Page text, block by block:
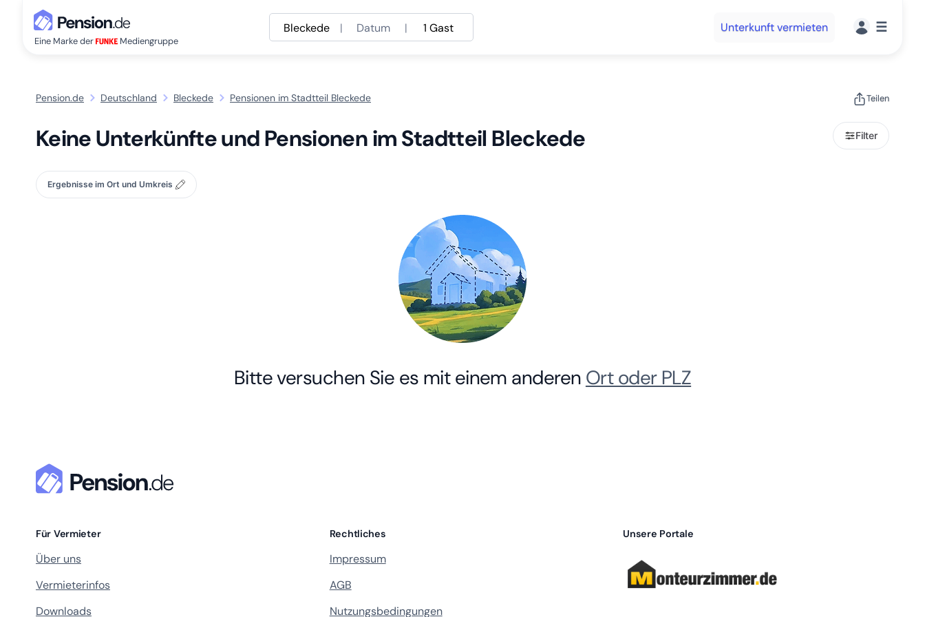
Eine Marke der Mediengruppe
Bleckede | Datum | 1 Gast Unterkunft vermieten ☰
Pension.de Deutschland Bleckede Pensionen im Stadtteil Bleckede Teilen
Keine Unterkünfte und Pensionen im Stadtteil Bleckede Filter
Ergebnisse im Ort und Umkreis
Bitte versuchen Sie es mit einem anderen Ort oder PLZ
Für Vermieter
Über uns
Vermieterinfos
Downloads
Rechtliches
Impressum
AGB
Nutzungsbedingungen
Unsere Portale